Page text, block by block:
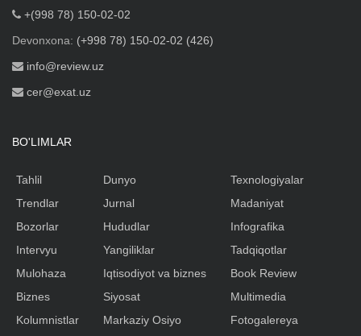
+(998 78) 150-02-02
Devonxona: (+998 78) 150-02-02 (426)
info@review.uz
cer@exat.uz
BO'LIMLAR
Tahlil
Trendlar
Bozorlar
Intervyu
Mulohaza
Biznes
Kolumnistlar
Dunyo
Jurnal
Hududlar
Yangiliklar
Iqtisodiyot va biznes
Siyosat
Markaziy Osiyo
Texnologiyalar
Madaniyat
Infografika
Tadqiqotlar
Book Review
Multimedia
Fotogalereya